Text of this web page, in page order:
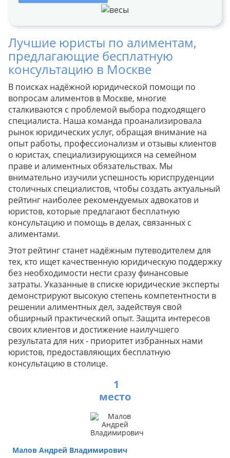
Лучшие юристы по алиментам,
предлагающие бесплатную
консультацию в Москве
В поисках надёжной юридической помощи по
вопросам алиментов в Москве, многие
сталкиваются с проблемой выбора подходящего
специалиста. Наша команда проанализировала
рынок юридических услуг, обращая внимание на
опыт работы, профессионализм и отзывы клиентов
о юристах, специализирующихся на семейном
праве и алиментных обязательствах. Мы
внимательно изучили успешность юриспруденции
столичных специалистов, чтобы создать актуальный
рейтинг наиболее рекомендуемых адвокатов и
юристов, которые предлагают бесплатную
консультацию и помощь в делах, связанных с
алиментами.
Этот рейтинг станет надёжным путеводителем для
тех, кто ищет качественную юридическую поддержку
без необходимости нести сразу финансовые
затраты. Указанные в списке юридические эксперты
демонстрируют высокую степень компетентности в
решении алиментных дел, задействуя свой
обширный практический опыт. Защита интересов
своих клиентов и достижение наилучшего
результата для них - приоритет избранных нами
юристов, предоставляющих бесплатную
консультацию в столице.
1
Малов Андрей Владимирович